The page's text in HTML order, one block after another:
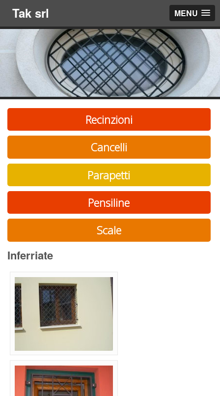
Tak srl MENU
Recinzioni
Cancelli
Parapetti
Pensiline
Scale
Inferriate